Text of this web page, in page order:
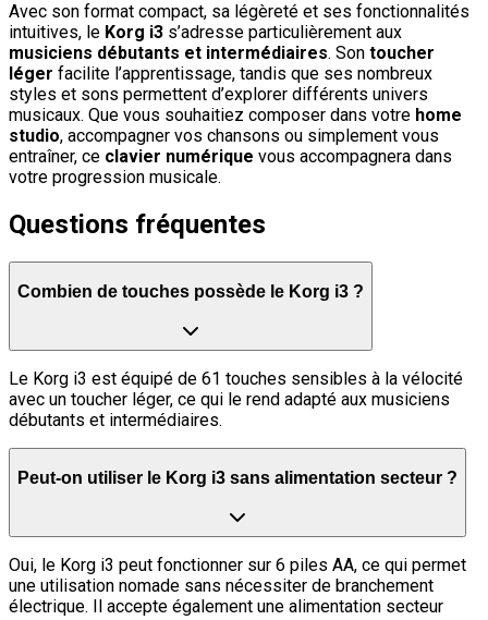
Avec son format compact, sa légèreté et ses fonctionnalités
intuitives, le Korg i3 s’adresse particulièrement aux
musiciens débutants et intermédiaires. Son toucher
léger facilite l’apprentissage, tandis que ses nombreux
styles et sons permettent d’explorer différents univers
musicaux. Que vous souhaitiez composer dans votre home
studio, accompagner vos chansons ou simplement vous
entraîner, ce clavier numérique vous accompagnera dans
votre progression musicale.
Questions fréquentes
Combien de touches possède le Korg i3 ?
Le Korg i3 est équipé de 61 touches sensibles à la vélocité
avec un toucher léger, ce qui le rend adapté aux musiciens
débutants et intermédiaires.
Peut-on utiliser le Korg i3 sans alimentation secteur ?
Oui, le Korg i3 peut fonctionner sur 6 piles AA, ce qui permet
une utilisation nomade sans nécessiter de branchement
électrique. Il accepte également une alimentation secteur